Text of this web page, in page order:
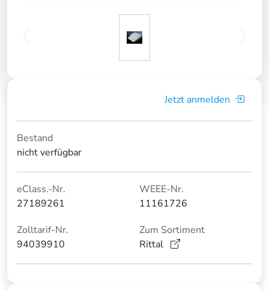
Jetzt anmelden
Bestand
nicht verfügbar
eClass.-Nr.
27189261
WEEE-Nr.
11161726
Zolltarif-Nr.
94039910
Zum Sortiment
Rittal